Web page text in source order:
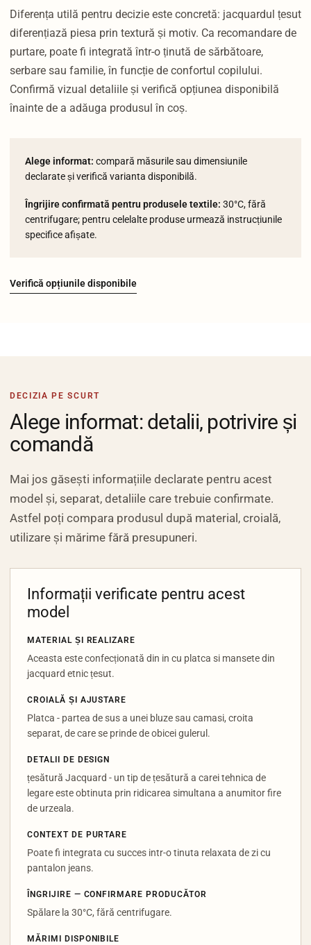
Diferența utilă pentru decizie este concretă: jacquardul țesut
diferențiază piesa prin textură și motiv. Ca recomandare de
purtare, poate fi integrată într-o ținută de sărbătoare,
serbare sau familie, în funcție de confortul copilului.
Confirmă vizual detaliile și verifică opțiunea disponibilă
înainte de a adăuga produsul în coș.
Alege informat: compară măsurile sau dimensiunile
declarate și verifică varianta disponibilă.
Îngrijire confirmată pentru produsele textile: 30°C, fără
centrifugare; pentru celelalte produse urmează instrucțiunile
specifice afișate.
Verifică opțiunile disponibile
DECIZIA PE SCURT
Alege informat: detalii, potrivire și
comandă
Mai jos găsești informațiile declarate pentru acest
model și, separat, detaliile care trebuie confirmate.
Astfel poți compara produsul după material, croială,
utilizare și mărime fără presupuneri.
Informații verificate pentru acest
model
MATERIAL ȘI REALIZARE
Aceasta este confecționată din in cu platca si mansete din
jacquard etnic țesut.
CROIALĂ ȘI AJUSTARE
Platca - partea de sus a unei bluze sau camasi, croita
separat, de care se prinde de obicei gulerul.
DETALII DE DESIGN
țesătură Jacquard - un tip de țesătură a carei tehnica de
legare este obtinuta prin ridicarea simultana a anumitor fire
de urzeala.
CONTEXT DE PURTARE
Poate fi integrata cu succes intr-o tinuta relaxata de zi cu
pantalon jeans.
ÎNGRIJIRE — CONFIRMARE PRODUCĂTOR
Spălare la 30°C, fără centrifugare.
MĂRIMI DISPONIBILE